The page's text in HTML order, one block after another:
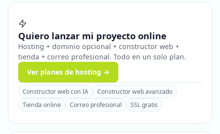
Quiero lanzar mi proyecto online
Hosting + dominio opcional + constructor web +
tienda + correo profesional. Todo en un solo plan.
Ver planes de hosting →
Constructor web con IA
Constructor web avanzado
Tienda online
Correo profesional SSL gratis